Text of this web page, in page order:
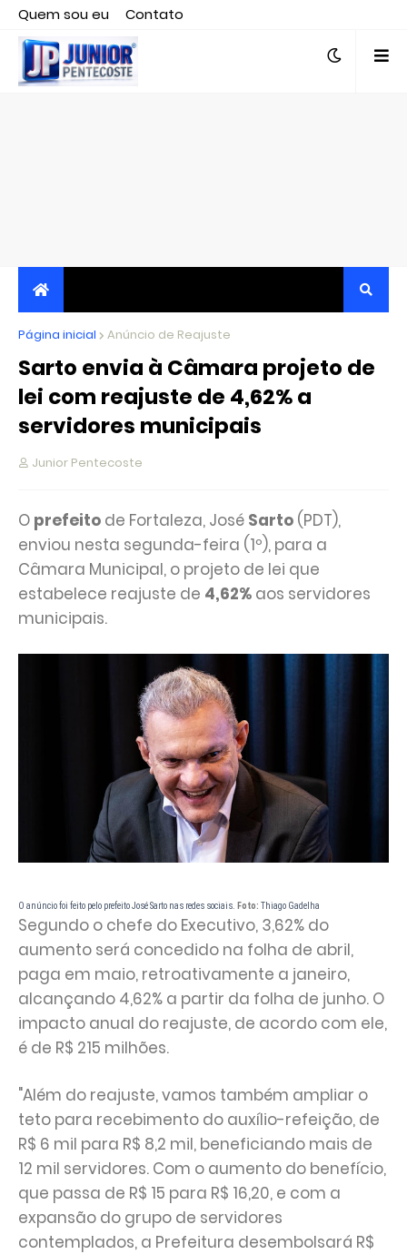
Quem sou eu
Contato
Editor responsável, jornalista Clovis Almeida.
JORNALISMO INDEPENDENTE, TRANSPARENTE E
CRÍTICO
Página inicial Anúncio de Reajuste
Sarto envia à Câmara projeto de
lei com reajuste de 4,62% a
servidores municipais
Junior Pentecoste
O prefeito de Fortaleza, José Sarto (PDT),
enviou nesta segunda-feira (1º), para a
Câmara Municipal, o projeto de lei que
estabelece reajuste de 4,62% aos servidores
municipais.
O anúncio foi feito pelo prefeito José Sarto nas redes sociais. Foto: Thiago Gadelha
Segundo o chefe do Executivo, 3,62% do
aumento será concedido na folha de abril,
paga em maio, retroativamente a janeiro,
alcançando 4,62% a partir da folha de junho. O
impacto anual do reajuste, de acordo com ele,
é de R$ 215 milhões.
"Além do reajuste, vamos também ampliar o
teto para recebimento do auxílio-refeição, de
R$ 6 mil para R$ 8,2 mil, beneficiando mais de
12 mil servidores. Com o aumento do benefício,
que passa de R$ 15 para R$ 16,20, e com a
expansão do grupo de servidores
contemplados, a Prefeitura desembolsará R$